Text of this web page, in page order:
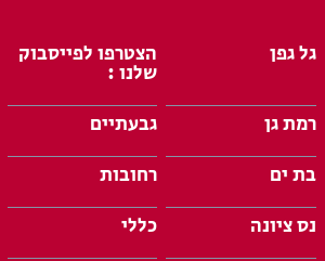
גל גפן הצטרפו לפייסבוק
שלנו :
רמת גן
גבעתיים
בת ים
רחובות
נס ציונה
כללי